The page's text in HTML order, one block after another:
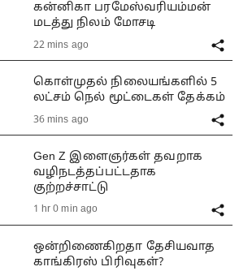
கன்னிகா பரமேஸ்வரியம்மன்
மடத்து நிலம் மோசடி
22 mins ago
கொள்முதல் நிலையங்களில் 5
லட்சம் நெல் மூட்டைகள் தேக்கம்
36 mins ago
Gen Z இளைஞர்கள் தவறாக
வழிநடத்தப்பட்டதாக
குற்றச்சாட்டு
1 hr 0 min ago
ஒன்றிணைகிறதா தேசியவாத
காங்கிரஸ் பிரிவுகள்?